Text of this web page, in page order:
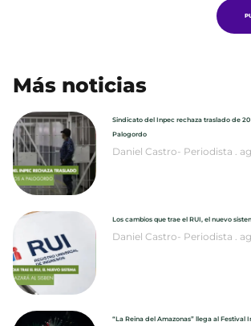
Más noticias
Sindicato del Inpec rechaza traslado de
Palogordo
Daniel Castro- Periodista
Los cambios que trae el RUI, el nuevo
Daniel Castro- Periodista
“La Reina del Amazonas” llega al Festival